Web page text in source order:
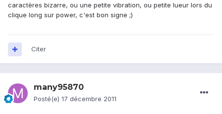
caractères bizarre, ou une petite vibration, ou petite lueur lors du
clique long sur power, c'est bon signe ;)
Citer
many95870
Posté(e) 17 décembre 2011